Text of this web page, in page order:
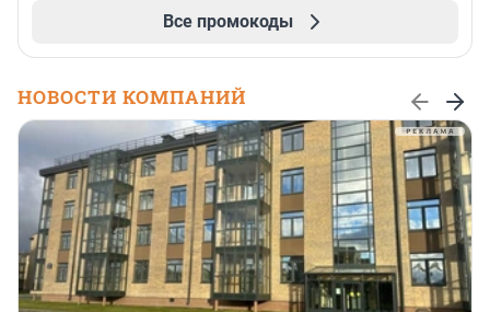
Все промокоды
НОВОСТИ КОМПАНИЙ